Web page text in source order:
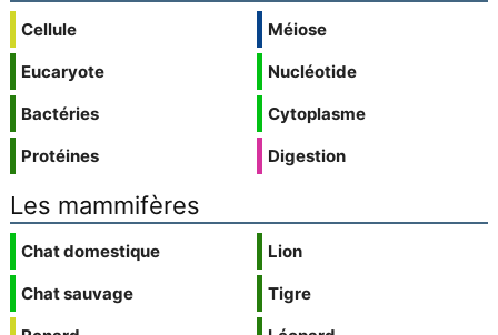
Cellule
Eucaryote
Bactéries
Protéines
Méiose
Nucléotide
Cytoplasme
Digestion
Les mammifères
Chat domestique
Chat sauvage
Lion
Tigre